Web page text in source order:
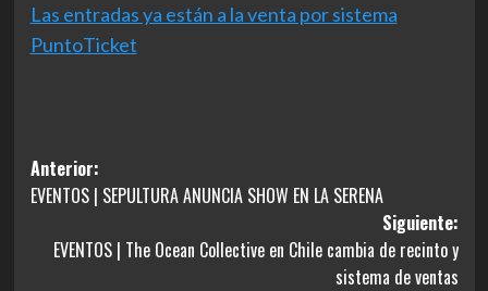
Las entradas ya están a la venta por sistema
PuntoTicket
Navegación
de
entradas
Anterior:
EVENTOS | SEPULTURA ANUNCIA SHOW EN LA SERENA
Siguiente:
EVENTOS | The Ocean Collective en Chile cambia de recinto y
sistema de ventas